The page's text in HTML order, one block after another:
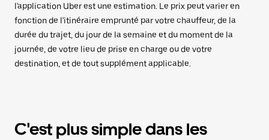
l'application Uber est une estimation. Le prix peut varier en
fonction de l'itinéraire emprunté par votre chauffeur, de la
durée du trajet, du jour de la semaine et du moment de la
journée, de votre lieu de prise en charge ou de votre
destination, et de tout supplément applicable.
C'est plus simple dans les